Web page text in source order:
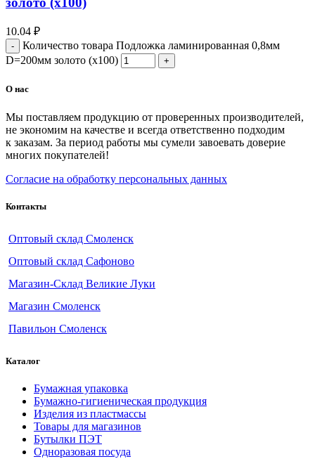
10.04 ₽
Количество товара Подложка ламинированная 0,8мм
D=200мм золото (х100)
О нас
Мы поставляем продукцию от проверенных производителей,
не экономим на качестве и всегда ответственно подходим
к заказам. За период работы мы сумели завоевать доверие
многих покупателей!
Согласие на обработку персональных данных
Контакты
Оптовый склад Смоленск
Оптовый склад Сафоново
Магазин-Склад Великие Луки
Магазин Смоленск
Павильон Смоленск
Каталог
Бумажная упаковка
Бумажно-гигиеническая продукция
Изделия из пластмассы
Товары для магазинов
Бутылки ПЭТ
Одноразовая посуда